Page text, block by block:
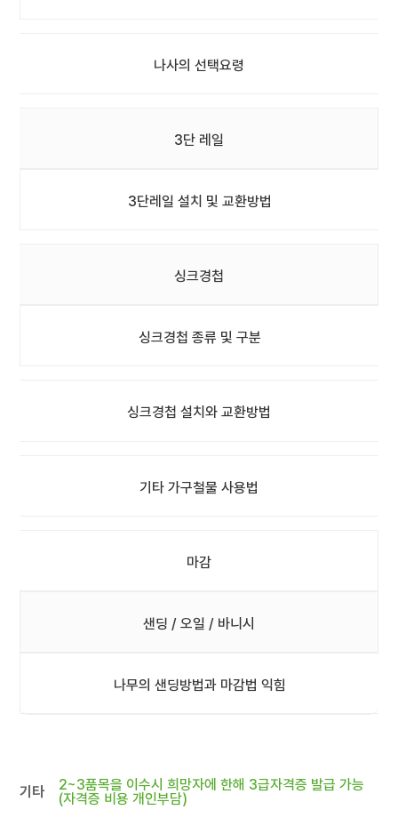
나사의 선택요령
3단 레일
3단레일 설치 및 교환방법
싱크경첩
싱크경첩 종류 및 구분
싱크경첩 설치와 교환방법
기타 가구철물 사용법
마감
샌딩 / 오일 / 바니시
나무의 샌딩방법과 마감법 익힘
기타
2~3품목을 이수시 희망자에 한해 3급자격증 발급 가능
(자격증 비용 개인부담)